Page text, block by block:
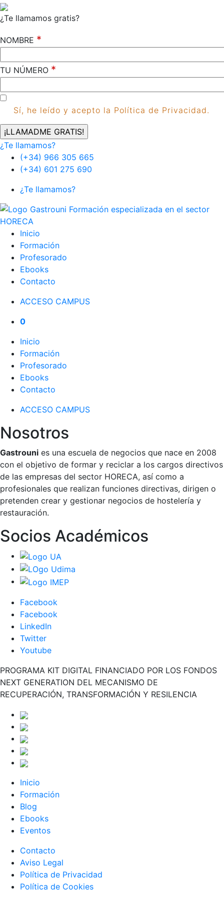
¿Te llamamos gratis?
NOMBRE *
TU NÚMERO *
Sí, he leído y acepto la Política de Privacidad.
¿Te llamamos?
(+34) 966 305 665
(+34) 601 275 690
¿Te llamamos?
Inicio
Formación
Profesorado
Ebooks
Contacto
ACCESO CAMPUS
0
Inicio
Formación
Profesorado
Ebooks
Contacto
ACCESO CAMPUS
Nosotros
Gastrouni es una escuela de negocios que nace en 2008
con el objetivo de formar y reciclar a los cargos directivos
de las empresas del sector HORECA, así como a
profesionales que realizan funciones directivas, dirigen o
pretenden crear y gestionar negocios de hostelería y
restauración.
Socios Académicos
Facebook
Facebook
LinkedIn
Twitter
Youtube
PROGRAMA KIT DIGITAL FINANCIADO POR LOS FONDOS
NEXT GENERATION DEL MECANISMO DE
RECUPERACIÓN, TRANSFORMACIÓN Y RESILENCIA
Inicio
Formación
Blog
Ebooks
Eventos
Contacto
Aviso Legal
Política de Privacidad
Política de Cookies